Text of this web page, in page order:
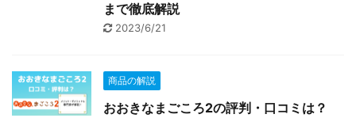
まで徹底解説
2023/6/21
商品の解説
おおきなまごころ2の評判・口コミは？